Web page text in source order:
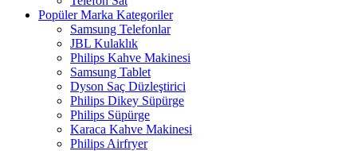
Popüler Marka Kategoriler
Samsung Telefonlar
JBL Kulaklık
Philips Kahve Makinesi
Samsung Tablet
Dyson Saç Düzleştirici
Philips Dikey Süpürge
Philips Süpürge
Karaca Kahve Makinesi
Philips Airfryer